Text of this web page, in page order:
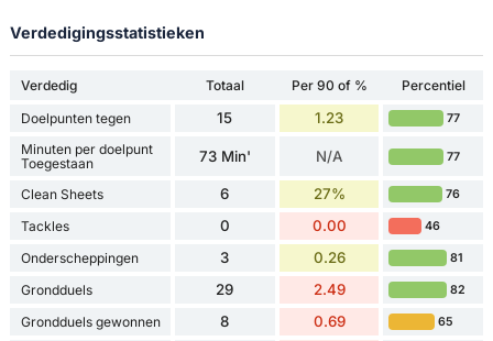
Verdedigingsstatistieken
Verdedig Totaal Per 90 of %
Percentiel
Doelpunten tegen
15 1.23 77
Minuten per doelpunt
Toegestaan
73 Min' N/A 77
Clean Sheets 6 27% 76
Tackles 0 0.00 46
Onderscheppingen 3 0.26 81
Grondduels 29 2.49 82
Grondduels gewonnen 8 0.69 65